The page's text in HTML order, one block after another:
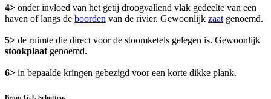
4> onder invloed van het getij droogvallend vlak gedeelte van een
haven of langs de boorden van de rivier. Gewoonlijk zaat genoemd.
5> de ruimte die direct voor de stoomketels gelegen is. Gewoonlijk
stookplaat genoemd.
6> in bepaalde kringen gebezigd voor een korte dikke plank.
Bron: G.J. Schutten.